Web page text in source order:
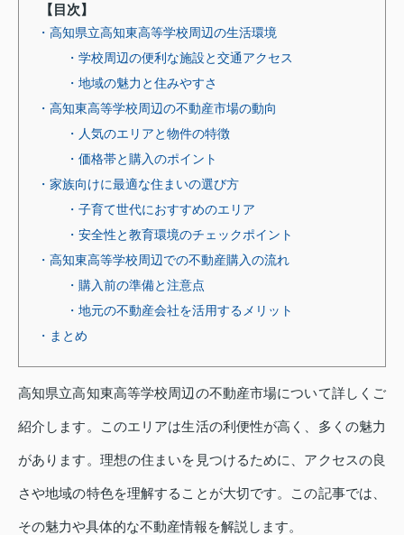
【目次】
・高知県立高知東高等学校周辺の生活環境
・学校周辺の便利な施設と交通アクセス
・地域の魅力と住みやすさ
・高知東高等学校周辺の不動産市場の動向
・人気のエリアと物件の特徴
・価格帯と購入のポイント
・家族向けに最適な住まいの選び方
・子育て世代におすすめのエリア
・安全性と教育環境のチェックポイント
・高知東高等学校周辺での不動産購入の流れ
・購入前の準備と注意点
・地元の不動産会社を活用するメリット
・まとめ
高知県立高知東高等学校周辺の不動産市場について詳しくご
紹介します。このエリアは生活の利便性が高く、多くの魅力
があります。理想の住まいを見つけるために、アクセスの良
さや地域の特色を理解することが大切です。この記事では、
その魅力や具体的な不動産情報を解説します。